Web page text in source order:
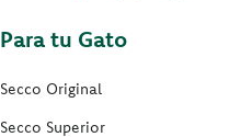
Para tu Gato
Secco Original
Secco Superior